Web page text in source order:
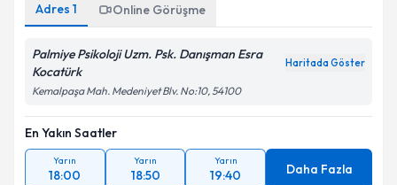
Adres 1 Online Görüşme
Palmiye Psikoloji Uzm. Psk. Danışman Esra
Kocatürk
Haritada Göster
Kemalpaşa Mah. Medeniyet Blv. No:10, 54100
En Yakın Saatler
Yarın
18:00
Yarın
18:50
Yarın
19:40 Daha Fazla